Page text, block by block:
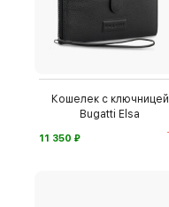
Кошелек с ключницей
Bugatti Elsa
11 350 ⃏